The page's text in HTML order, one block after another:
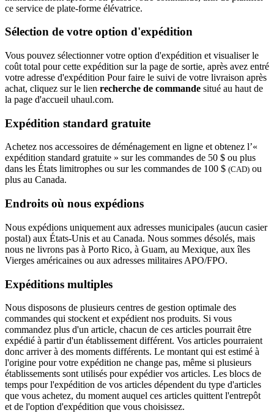
ce service de plate-forme élévatrice.
Sélection de votre option d'expédition
Vous pouvez sélectionner votre option d'expédition et visualiser le
coût total pour cette expédition sur la page de sortie, après avez entré
votre adresse d'expédition Pour faire le suivi de votre livraison après
achat, cliquez sur le lien recherche de commande situé au haut de
la page d'accueil uhaul.com.
Expédition standard gratuite
Achetez nos accessoires de déménagement en ligne et obtenez l’«
expédition standard gratuite » sur les commandes de 50 $ ou plus
dans les États limitrophes ou sur les commandes de 100 $ (CAD) ou
plus au Canada.
Endroits où nous expédions
Nous expédions uniquement aux adresses municipales (aucun casier
postal) aux États-Unis et au Canada. Nous sommes désolés, mais
nous ne livrons pas à Porto Rico, à Guam, au Mexique, aux îles
Vierges américaines ou aux adresses militaires APO/FPO.
Expéditions multiples
Nous disposons de plusieurs centres de gestion optimale des
commandes qui stockent et expédient nos produits. Si vous
commandez plus d'un article, chacun de ces articles pourrait être
expédié à partir d'un établissement différent. Vos articles pourraient
donc arriver à des moments différents. Le montant qui est estimé à
l'origine pour votre expédition ne change pas, même si plusieurs
établissements sont utilisés pour expédier vos articles. Les blocs de
temps pour l'expédition de vos articles dépendent du type d'articles
que vous achetez, du moment auquel ces articles quittent l'entrepôt
et de l'option d'expédition que vous choisissez.